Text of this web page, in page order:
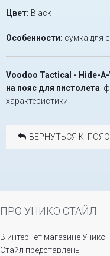
Цвет: Black
Особенности: сумка для
Voodoo Tactical - Hide-A-
на пояс для пистолета:
характеристики.
ВЕРНУТЬСЯ К:
ПРО УНИКО СТАЙЛ
В интернет магазине Унико
Стайл представлены